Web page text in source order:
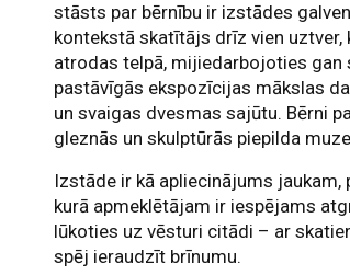
stāsts par bērnību ir izstādes
kontekstā skatītājs drīz vien uztver,
atrodas telpā, mijiedarbojoties gan
pastāvīgās ekspozīcijas mākslas
un svaigas dvesmas sajūtu. Bērni
gleznās un skulptūrās piepilda
Izstāde ir kā apliecinājums
kurā apmeklētājam ir iespējams
lūkoties uz vēsturi citādi – ar
spēj ieraudzīt brīnumu.